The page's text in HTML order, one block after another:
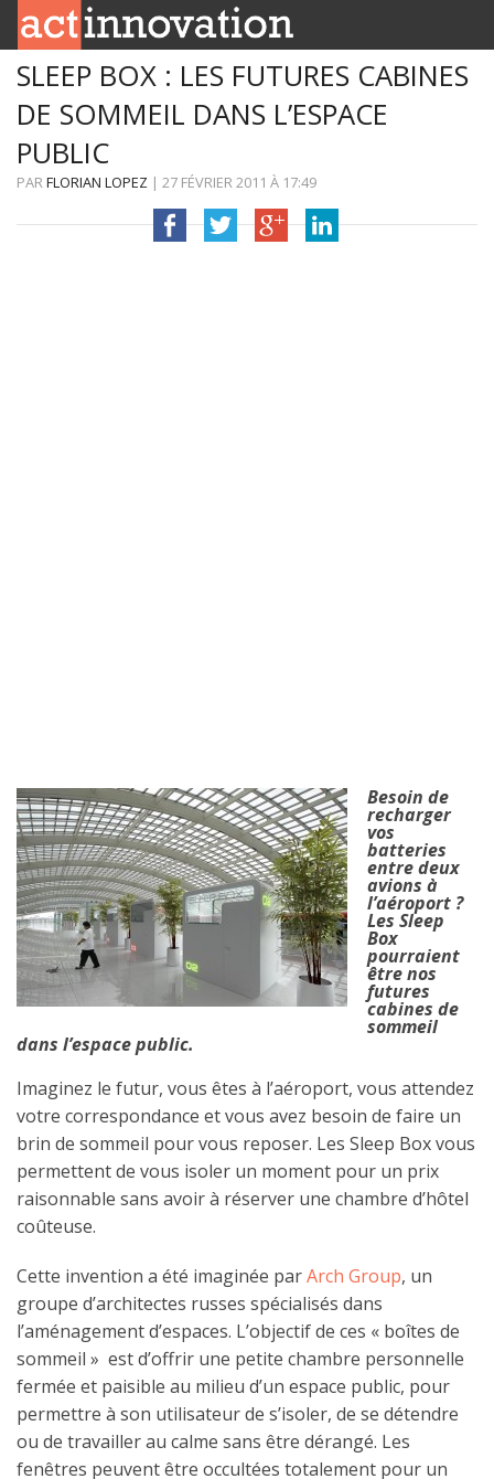
RUBRIQUES
INNOBOX
CONTACT
SLEEP BOX : LES FUTURES CABINES
DE SOMMEIL DANS L’ESPACE
PUBLIC
PARFLORIAN LOPEZ | 27 FÉVRIER 2011 À 17:49
Besoin de
recharger
vos
batteries
entre deux
avions à
l’aéroport ?
Les Sleep
Box
pourraient
être nos
futures
cabines de
sommeil
dans l’espace public.
Imaginez le futur, vous êtes à l’aéroport, vous attendez
votre correspondance et vous avez besoin de faire un
brin de sommeil pour vous reposer. Les Sleep Box vous
permettent de vous isoler un moment pour un prix
raisonnable sans avoir à réserver une chambre d’hôtel
coûteuse.
Cette invention a été imaginée parArch Group, un
groupe d’architectes russes spécialisés dans
l’aménagement d’espaces. L’objectif de ces « boîtes de
sommeil » est d’offrir une petite chambre personnelle
fermée et paisible au milieu d’un espace public, pour
permettre à son utilisateur de s’isoler, de se détendre
ou de travailler au calme sans être dérangé. Les
fenêtres peuvent être occultées totalement pour un